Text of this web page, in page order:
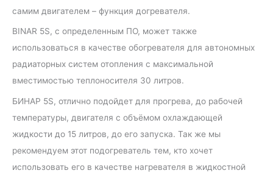
самим двигателем – функция догревателя.
BINAR 5S, с определенным ПО, может также
использоваться в качестве обогревателя для автономных
радиаторных систем отопления с максимальной
вместимостью теплоносителя 30 литров.
БИНАР 5S, отлично подойдет для прогрева, до рабочей
температуры, двигателя с объёмом охлаждающей
жидкости до 15 литров, до его запуска. Так же мы
рекомендуем этот подогреватель тем, кто хочет
использовать его в качестве нагревателя в жидкостной